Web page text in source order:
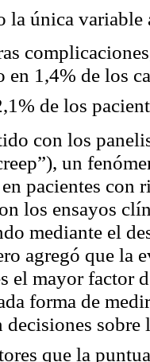
la única
en 1,4% de los
de los
con los
”), un
pacientes con
los ensayos
mediante el
agregó que
el mayor factor
forma de
decisiones
que la